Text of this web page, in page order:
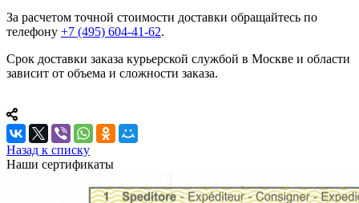
За расчетом точной стоимости доставки обращайтесь по
телефону +7 (495) 604-41-62.
Срок доставки заказа курьерской службой в Москве и области
зависит от объема и сложности заказа.
Назад к списку
Наши сертификаты